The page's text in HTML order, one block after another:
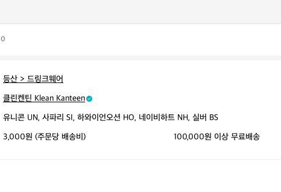
0
등산 > 드링크웨어
클린켄틴 Klean Kanteen
유니콘 UN, 사파리 SI, 하와이언오션 HO, 네이비하트 NH, 실버 BS
3,000원 (주문당 배송비) 100,000원 이상 무료배송